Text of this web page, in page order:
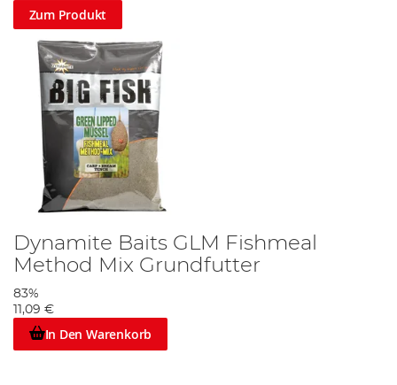
Zum Produkt
Dynamite Baits GLM Fishmeal
Method Mix Grundfutter
83%
11,09 €
In Den Warenkorb